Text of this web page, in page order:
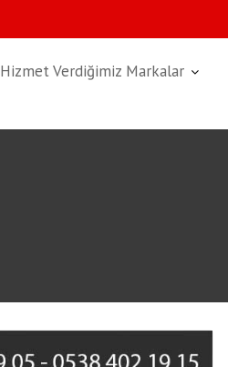
Hizmet Verdiğimiz Markalar